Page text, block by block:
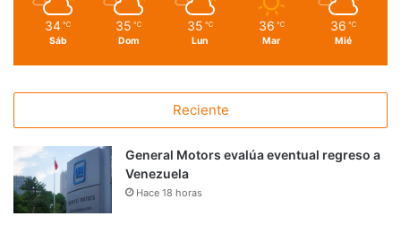
34 ℃
Sáb
35 ℃
Dom
35 ℃
Lun
36 ℃
Mar
36 ℃
Mié
Reciente
General Motors evalúa eventual regreso a
Venezuela
Hace 18 horas